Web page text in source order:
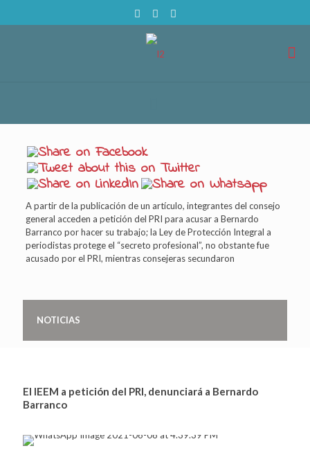
A partir de la publicación de un artículo, integrantes del consejo
general acceden a petición del PRI para acusar a Bernardo
Barranco por hacer su trabajo; la Ley de Protección Integral a
periodistas protege el “secreto profesional”, no obstante fue
acusado por el PRI, mientras consejeras secundaron
NOTICIAS
El IEEM a petición del PRI, denunciará a Bernardo
Barranco